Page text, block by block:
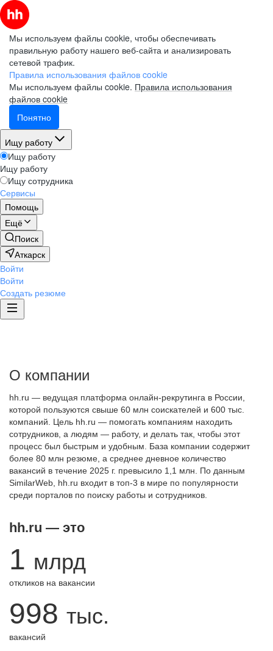
Мы используем файлы cookie, чтобы обеспечивать
правильную работу нашего веб-сайта и анализировать
сетевой трафик.
Правила использования файлов cookie
Мы используем файлы cookie. Правила использования
файлов cookie
Понятно
Ищу работу
Ищу работу
Ищу работу
Ищу сотрудника
Сервисы
Помощь
Ещё
Поиск
Аткарск
Войти
Войти
Создать резюме
О компании
hh.ru — ведущая платформа онлайн-рекрутинга в России,
которой пользуются свыше 60 млн соискателей и 600 тыс.
компаний. Цель hh.ru — помогать компаниям находить
сотрудников, а людям — работу, и делать так, чтобы этот
процесс был быстрым и удобным. База компании содержит
более 80 млн резюме, а среднее дневное количество
вакансий в течение 2025 г. превысило 1,1 млн. По данным
SimilarWeb, hh.ru входит в топ-3 в мире по популярности
среди порталов по поиску работы и сотрудников.
hh.ru — это
1 млрд
откликов на вакансии
998 тыс.
вакансий